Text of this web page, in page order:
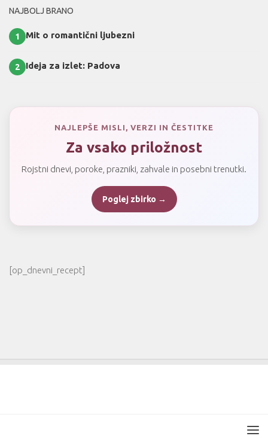
NAJBOLJ BRANO
1 Mit o romantični ljubezni
2 Ideja za izlet: Padova
NAJLEPŠE MISLI, VERZI IN ČESTITKE
Za vsako priložnost
Rojstni dnevi, poroke, prazniki, zahvale in posebni trenutki.
Poglej zbirko →
[op_dnevni_recept]